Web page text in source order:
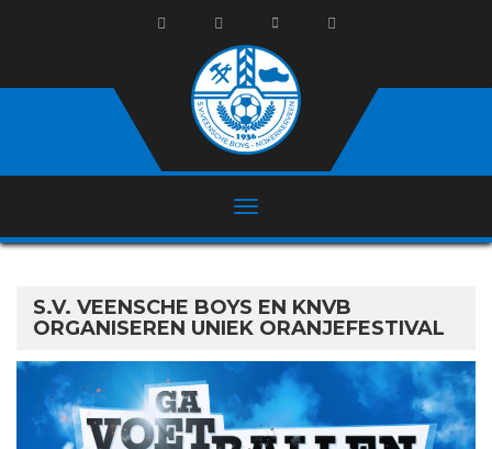
S.V. VEENSCHE BOYS EN KNVB
ORGANISEREN UNIEK ORANJEFESTIVAL